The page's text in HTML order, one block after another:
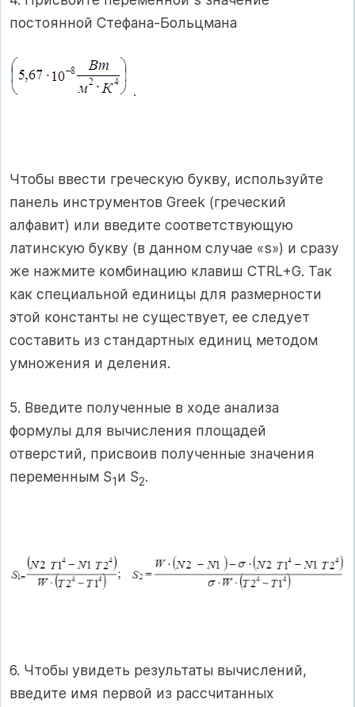
постоянной Стефана-Больцмана
.
Чтобы ввести греческую букву, используйте
панель инструментов Greek (греческий
алфавит) или введите соответствующую
латинскую букву (в данном случае «s») и сразу
же нажмите комбинацию клавиш CTRL+G. Так
как специальной единицы для размерности
этой константы не существует, ее следует
составить из стандартных единиц методом
умножения и деления.
5. Введите полученные в ходе анализа
формулы для вычисления площадей
отверстий, присвоив полученные значения
переменным S1и S2.
6. Чтобы увидеть результаты вычислений,
введите имя первой из рассчитанных